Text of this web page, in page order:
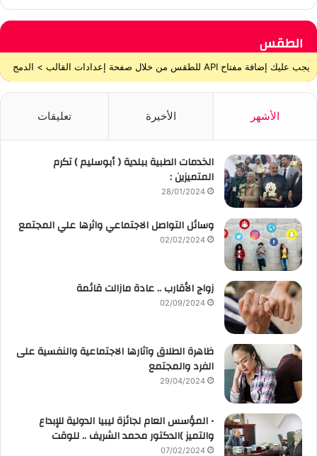
الطقس
يجب عليك إضافة مفتاح API للطقس من خلال صفحة إعدادات القالب > الدمج
الأشهر الأخيرة تعليقات
الخدمات الطبية ببلدية ( أبوسليم ) تكرم
المتميزين :
28/01/2024
وسائل التواصل الاجتماعي واثرها علي المجتمع
02/02/2024
زواج الأقارب .. عادة مازالت قائمة
02/09/2024
ظاهرة الطلاق وآثارها الاجتماعية والنفسية على
الفرد والمجتمع
29/04/2024
• المؤسس العام لجائزة ليبيا الدولية للإبداع
والتميز )الدكتور محمد الشريف .. للوقت
07/02/2024